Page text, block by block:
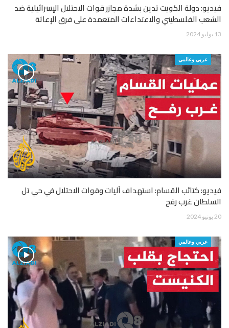
فيديو: دولة الكويت تدين بشدة مجازر قوات الاحتلال الإسرائيلية ضد
الشعب الفلسطيني والاعتداءات المتعمدة على فرق الإعاثة
13 يوليو 2024
عربي وعالمي
فيديو: كتائب القسام: استهداف آليات وقوات الاحتلال في حي تل
السلطان غرب رفح
20 يونيو 2024
عربي وعالمي